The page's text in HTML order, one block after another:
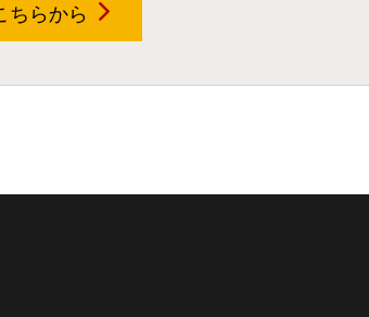
ちらから